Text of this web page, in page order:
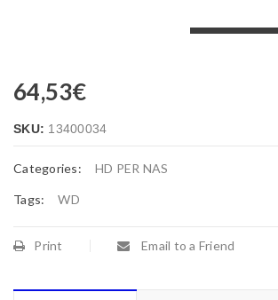
64,53€
SKU: 13400034
Categories: HD PER NAS
Tags: WD
Print Email to a Friend